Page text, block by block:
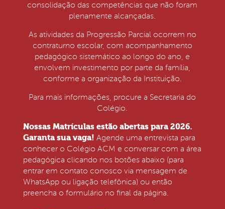
consolidação das competências que não foram
plenamente alcançadas.
As atividades da Progressão Parcial ocorrem no
contraturno escolar, com acompanhamento
pedagógico sistemático ao longo do ano, e
envolvem investimento por parte da família,
conforme a organização da Instituição.
Para mais informações, procure a Secretaria do
Colégio.
Nossas Matrículas estão abertas para 2026.
Garanta sua vaga! Agende uma entrevista para
conhecer o Colégio ACM e conversar com a área
pedagógica clicando nos botões abaixo (para
entrar em contato conosco via mensagem de
WhatsApp ou ligação telefônica) ou então
preencha o formulário no final da página.